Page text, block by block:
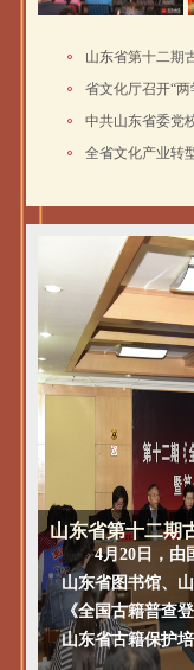
“古意新曲”原创
5月28日，在
统文化故事会入
国学儿歌推介会
学、育才小学、